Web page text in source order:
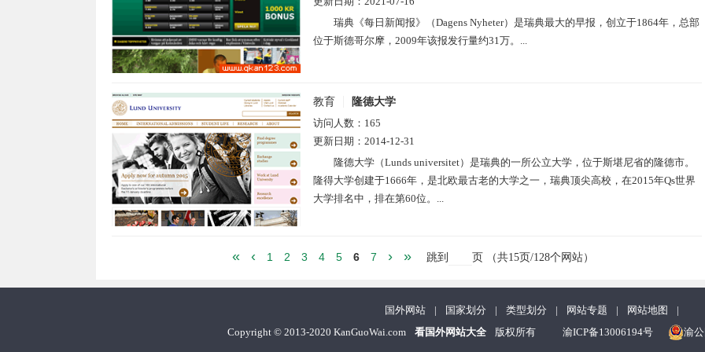
瑞典《每日新闻报》（Dagens Nyheter）是瑞典最大的早报，创立于1864年，总部
位于斯德哥尔摩，2009年该报发行量约31万。...
教育
隆德大学
访问人数： 165
更新日期： 2014-12-31
隆德大学（Lunds universitet）是瑞典的一所公立大学，位于斯堪尼省的隆德市。
隆得大学创建于1666年，是北欧最古老的大学之一，瑞典顶尖高校，在2015年Qs世界
大学排名中，排在第60位。...
« ‹ 1 2 3 4 5 6 7 › » 跳到 页 （共15页/128个网站）
国外网站 | 国家划分 | 类型划分 | 网站专题 | 网站地图
|
Copyright ©2013-2020 KanGuoWai.com 看国外网站大全 版权所有 渝ICP备13006194号 渝